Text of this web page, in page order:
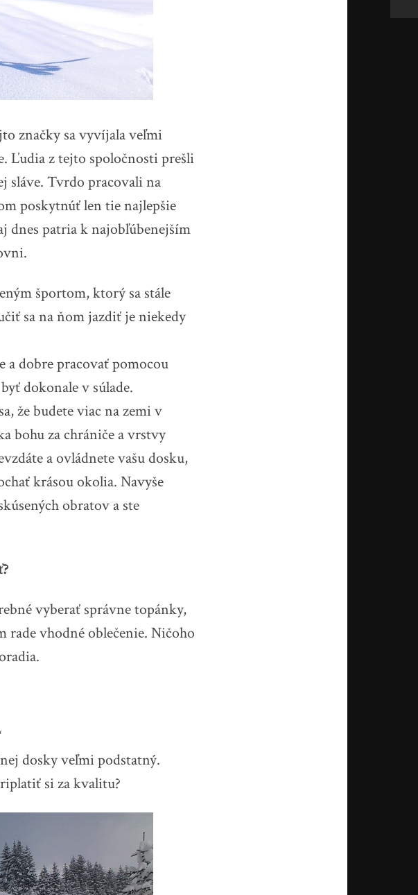
značky sa vyvíjala veľmi
Ľudia z tejto spoločnosti prešli
sláve. Tvrdo pracovali na
poskytnúť len tie najlepšie
dnes patria k najobľúbenejším
športom, ktorý sa stále
sa na ňom jazdiť je niekedy
a dobre pracovať pomocou
dokonale v súlade.
že budete viac na zemi v
bohu za chrániče a vrstvy
a ovládnete vašu dosku,
krásou okolia. Navyše
obratov a ste
vyberať správne topánky,
rade vhodné oblečenie. Ničoho
dosky veľmi podstatný.
si za kvalitu?